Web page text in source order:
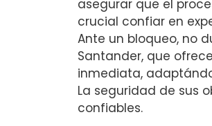
asegurar que el
crucial confiar en
Ante un bloqueo, no
Santander, que
inmediata,
La seguridad de sus
confiables.